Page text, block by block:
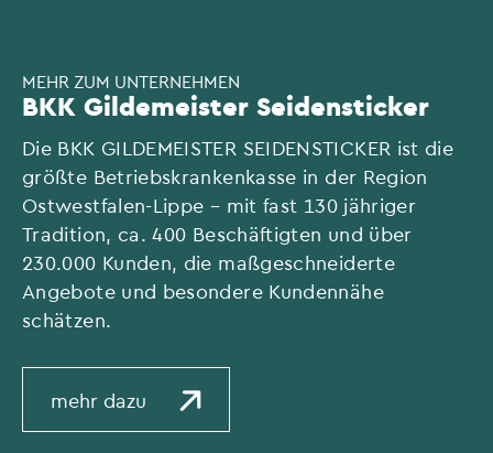
MEHR ZUM UNTERNEHMEN
BKK Gildemeister Seidensticker
Die BKK GILDEMEISTER SEIDENSTICKER ist die
größte Betriebskrankenkasse in der Region
Ostwestfalen-Lippe – mit fast 130 jähriger
Tradition, ca. 400 Beschäftigten und über
230.000 Kunden, die maßgeschneiderte
Angebote und besondere Kundennähe
schätzen.
mehr dazu